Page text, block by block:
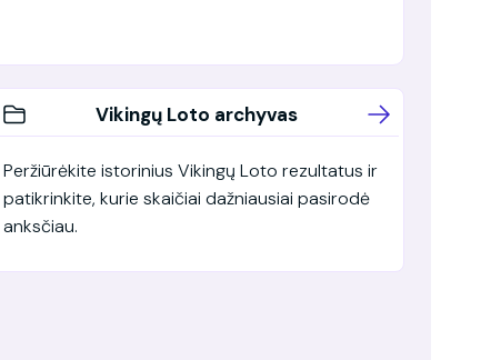
Vikingų Loto archyvas
Peržiūrėkite istorinius Vikingų Loto rezultatus ir
patikrinkite, kurie skaičiai dažniausiai pasirodė
anksčiau.